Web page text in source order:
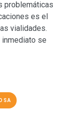
problemáticas
es el
vialidades.
inmediato se